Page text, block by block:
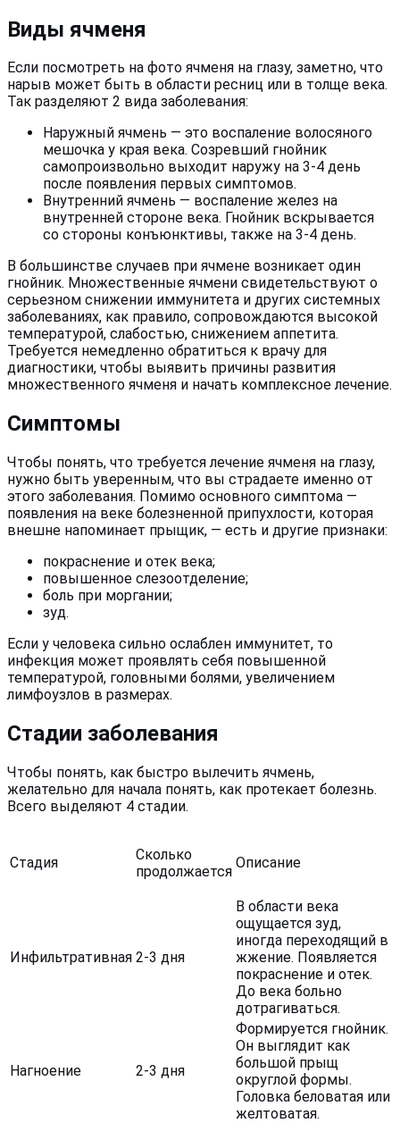
Виды ячменя
Если посмотреть на фото ячменя на глазу, заметно, что
нарыв может быть в области ресниц или в толще века.
Так разделяют 2 вида заболевания:
Наружный ячмень — это воспаление волосяного
мешочка у края века. Созревший гнойник
самопроизвольно выходит наружу на 3-4 день
после появления первых симптомов.
Внутренний ячмень — воспаление желез на
внутренней стороне века. Гнойник вскрывается
со стороны конъюнктивы, также на 3-4 день.
В большинстве случаев при ячмене возникает один
гнойник. Множественные ячмени свидетельствуют о
серьезном снижении иммунитета и других системных
заболеваниях, как правило, сопровождаются высокой
температурой, слабостью, снижением аппетита.
Требуется немедленно обратиться к врачу для
диагностики, чтобы выявить причины развития
множественного ячменя и начать комплексное лечение.
Симптомы
Чтобы понять, что требуется лечение ячменя на глазу,
нужно быть уверенным, что вы страдаете именно от
этого заболевания. Помимо основного симптома —
появления на веке болезненной припухлости, которая
внешне напоминает прыщик, — есть и другие признаки:
покраснение и отек века;
повышенное слезоотделение;
боль при моргании;
зуд.
Если у человека сильно ослаблен иммунитет, то
инфекция может проявлять себя повышенной
температурой, головными болями, увеличением
лимфоузлов в размерах.
Стадии заболевания
Чтобы понять, как быстро вылечить ячмень,
желательно для начала понять, как протекает болезнь.
Всего выделяют 4 стадии.
Стадия
Сколько
продолжается
Описание
Инфильтративная 2-3 дня
В области века
ощущается зуд,
иногда переходящий в
жжение. Появляется
покраснение и отек.
До века больно
дотрагиваться.
Нагноение 2-3 дня
Формируется гнойник.
Он выглядит как
большой прыщ
округлой формы.
Головка беловатая или
желтоватая.